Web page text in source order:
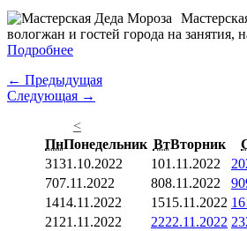
вологжан и гостей города на
Подробнее
← Предыдущая
Следующая →
<
ПнПонедельник ВтВторник
3131.10.2022 101.11.2022 2
707.11.2022 808.11.2022 9
1414.11.2022 1515.11.2022 16
21 21.11.2022 2222.11.2022 23